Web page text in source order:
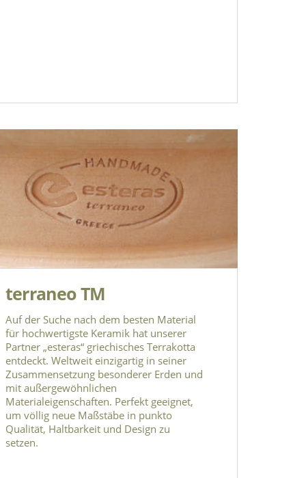
terraneo TM
Auf der Suche nach dem besten Material
für hochwertigste Keramik hat unserer
Partner „esteras“ griechisches Terrakotta
entdeckt. Weltweit einzigartig in seiner
Zusammensetzung besonderer Erden und
mit außergewöhnlichen
Materialeigenschaften. Perfekt geeignet,
um völlig neue Maßstäbe in punkto
Qualität, Haltbarkeit und Design zu
setzen.